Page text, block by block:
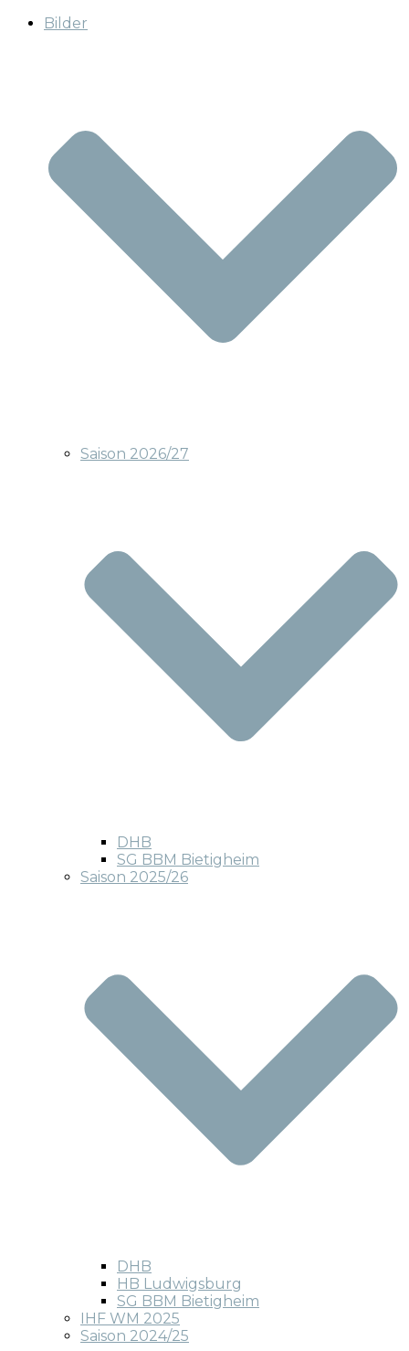
Bilder
Saison 2026/27
DHB
SG BBM Bietigheim
Saison 2025/26
DHB
HB Ludwigsburg
SG BBM Bietigheim
IHF WM 2025
Saison 2024/25